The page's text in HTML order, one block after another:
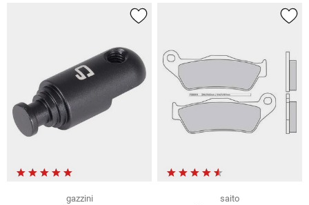
gazzini
saito